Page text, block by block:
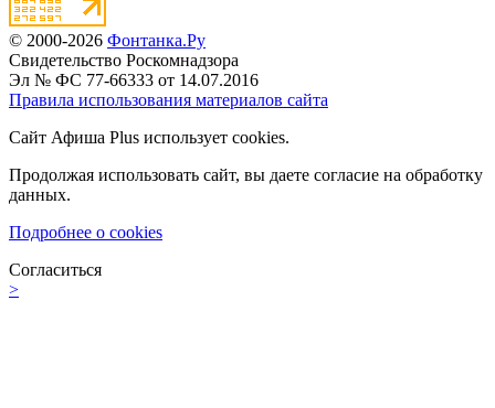
© 2000-2026 Фонтанка.Ру
Свидетельство Роскомнадзора
Эл № ФС 77-66333 от 14.07.2016
Правила использования материалов сайта
Сайт Афиша Plus использует cookies.
Продолжая использовать сайт, вы даете согласие на обработку
данных.
Подробнее о cookies
Согласиться
>